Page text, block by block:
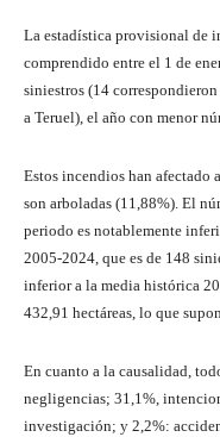
La estadística provisional de
comprendido entre el 1 de
siniestros (14
a Teruel), el año con menor
Estos incendios han afectado
son arboladas (11,88%). El
periodo es notablemente
2005-2024, que es de 148
inferior a la media histórica
432,91 hectáreas, lo que
En cuanto a la causalidad,
negligencias; 31,1%,
investigación; y 2,2%: